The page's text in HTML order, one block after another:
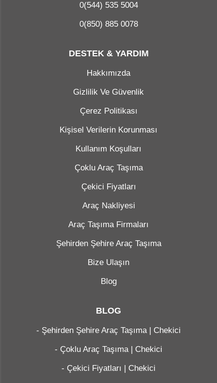
0(544) 535 5004
0(850) 885 0078
DESTEK & YARDIM
Hakkımızda
Gizlilik Ve Güvenlik
Çerez Politikası
Kişisel Verilerin Korunması
Kullanım Koşulları
Çoklu Araç Taşıma
Çekici Fiyatları
Araç Nakliyesi
Araç Taşıma Firmaları
Şehirden Şehire Araç Taşıma
Bize Ulaşın
Blog
BLOG
- Şehirden Şehire Araç Taşıma | Chekici
- Çoklu Araç Taşıma | Chekici
- Çekici Fiyatları | Chekici